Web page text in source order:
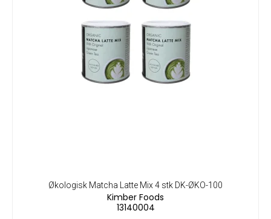
Økologisk Matcha Latte Mix 4 stk DK-ØKO-100
Kimber Foods
13140004